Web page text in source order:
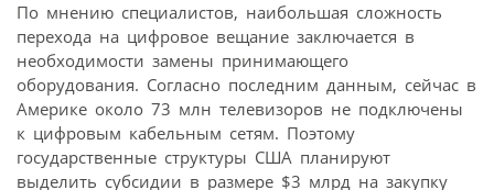
По мнению специалистов, наибольшая сложность
перехода на цифровое вещание заключается в
необходимости замены принимающего
оборудования. Согласно последним данным, сейчас в
Америке около 73 млн телевизоров не подключены
к цифровым кабельным сетям. Поэтому
государственные структуры США планируют
выделить субсидии в размере $3 млрд на закупку